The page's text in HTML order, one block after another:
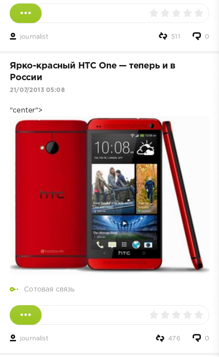
journalist 0
511
Ярко-красный HTC One — теперь и в
России
21/07/2013 05:08
"center">
Сотовая связь
journalist 0
476